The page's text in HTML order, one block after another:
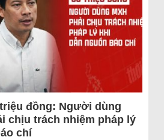
đồng: Người dùng
chịu trách nhiệm pháp lý
chí